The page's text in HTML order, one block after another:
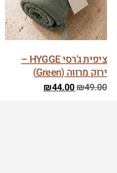
ציפית ג'רסי HYGGE –
ירוק מרווה (Green)
₪49.00
₪44.00